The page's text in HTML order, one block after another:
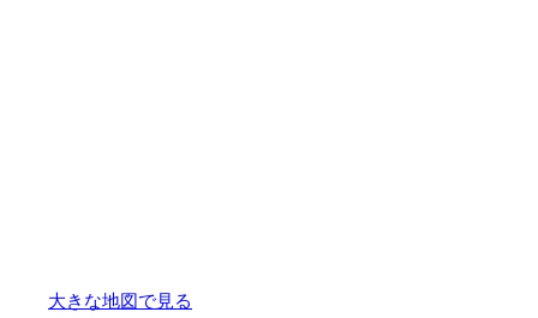
大きな地図で見る